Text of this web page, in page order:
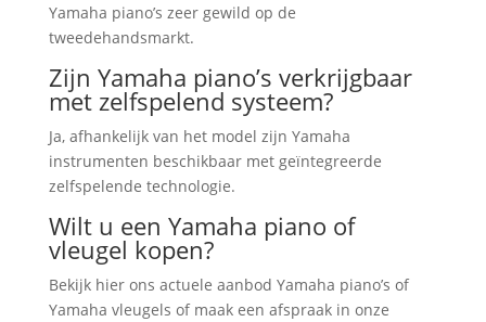
Yamaha piano’s zeer gewild op de
tweedehandsmarkt.
Zijn Yamaha piano’s verkrijgbaar
met zelfspelend systeem?
Ja, afhankelijk van het model zijn Yamaha
instrumenten beschikbaar met geïntegreerde
zelfspelende technologie.
Wilt u een Yamaha piano of
vleugel kopen?
Bekijk hier ons actuele aanbod Yamaha piano’s of
Yamaha vleugels of maak een afspraak in onze